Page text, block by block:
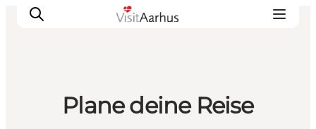
Sehen und erleben
Plane deine Reise